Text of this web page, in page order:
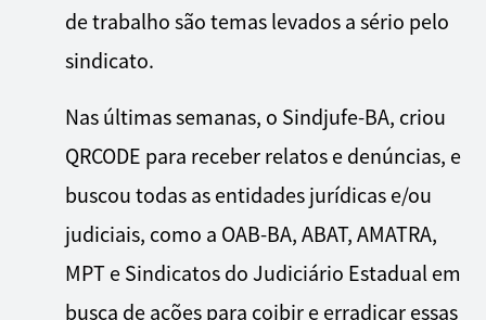
de trabalho são temas levados a sério pelo
sindicato.
Nas últimas semanas, o Sindjufe-BA, criou
QRCODE para receber relatos e denúncias, e
buscou todas as entidades jurídicas e/ou
judiciais, como a OAB-BA, ABAT, AMATRA,
MPT e Sindicatos do Judiciário Estadual em
busca de ações para coibir e erradicar essas